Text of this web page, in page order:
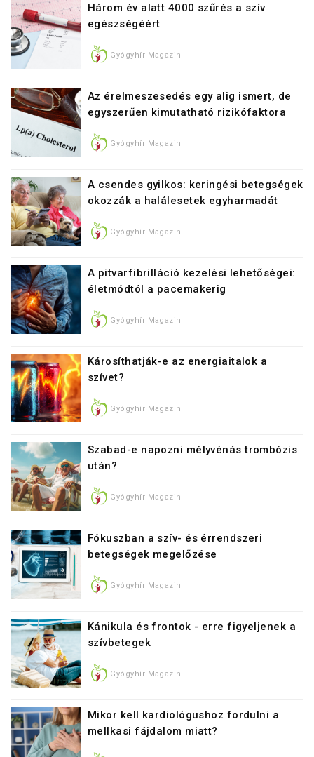
Három év alatt 4000 szűrés a szív
egészségéért
Gyógyhír Magazin
Az érelmeszesedés egy alig ismert, de
egyszerűen kimutatható rizikófaktora
Gyógyhír Magazin
A csendes gyilkos: keringési betegségek
okozzák a halálesetek egyharmadát
Gyógyhír Magazin
A pitvarfibrilláció kezelési lehetőségei:
életmódtól a pacemakerig
Gyógyhír Magazin
Károsíthatják-e az energiaitalok a
szívet?
Gyógyhír Magazin
Szabad-e napozni mélyvénás trombózis
után?
Gyógyhír Magazin
Fókuszban a szív- és érrendszeri
betegségek megelőzése
Gyógyhír Magazin
Kánikula és frontok - erre figyeljenek a
szívbetegek
Gyógyhír Magazin
Mikor kell kardiológushoz fordulni a
mellkasi fájdalom miatt?